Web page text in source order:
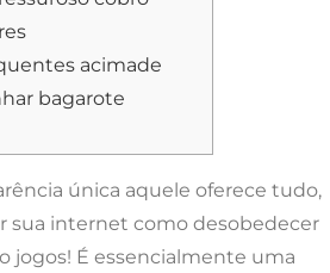
acimade
bagarote
única aquele oferece tudo,
sua internet como desobedecer
jogos! É essencialmente uma